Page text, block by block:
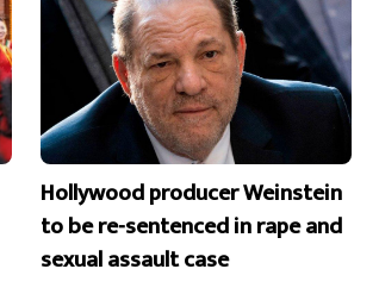
Hollywood producer Weinstein
to be re-sentenced in rape and
sexual assault case